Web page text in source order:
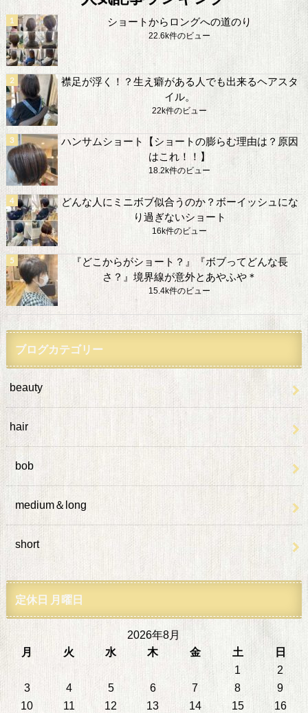
ショートからロングへの道のり
22.6k件のビュー
襟足が浮く！？生え癖がある人でも出来るヘアスタ
イル。
22k件のビュー
ハンサムショート【ショートの膨らむ理由は？原因
はこれ！！】
18.2k件のビュー
どんな人にミニボブ似合うのか？ボーイッシュにな
り過ぎないショート
16k件のビュー
『どこからがショート？』『ボブってどんな長
さ？』境界線が意外とあやふや＊
15.4k件のビュー
ブログカテゴリー
beauty
hair
bob
medium＆long
short
定休日 月曜日
2026年8月
月
火 水 木 金 土
日
1
2
3
4 5 6 7 8
9
10
11 12 13 14 15
16